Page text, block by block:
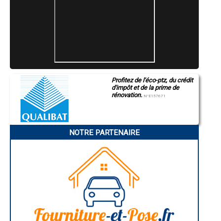
- Installateur de panneaux solaire ( photovoltaïques ) fourniture et
pose à Vert-Saint-Denis
- Installateur de panneaux solaire ( photovoltaïques ) fourniture et
pose à Othis
- Installateur de panneaux solaire ( photovoltaïques ) fourniture et
pose à Champagne-sur-Seine
- Installateur de panneaux solaire ( photovoltaïques ) fourniture et
pose à Saint-Thibault-des-Vignes
- Installateur de panneaux solaire ( photovoltaïques ) fourniture et
pose à Courtry
- Installateur de panneaux solaire ( photovoltaïques ) fourniture et
pose à Nandy
- Installateur de panneaux solaire ( photovoltaïques ) fourniture et
- Installateur de panneaux solaire ( photovoltaïques ) fourniture et
pose à Saint-Pierre-lès-Nemours
- Installateur de panneaux solaire ( photovoltaïques ) fourniture et
- Installateur de panneaux solaire ( photovoltaïques ) fourniture et
- Installateur de panneaux solaire ( photovoltaïques ) fourniture et
pose à Bois-le-Roi
Profitez de l'éco-ptz, du crédit
d'impôt et de la prime de
rénovation. N°E157671
NOTRE PARTENAIRE